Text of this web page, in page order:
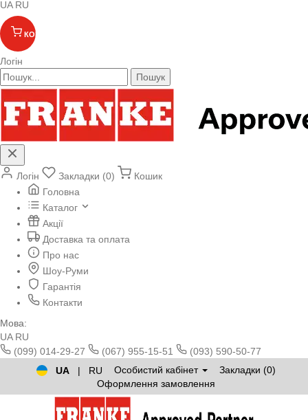
UA RU
КОШИК
Логін
Пошук
Логін Закладки (0)
Кошик
Головна
Каталог
Акції
Доставка та оплата
Про нас
Шоу-Руми
Гарантія
Контакти
Мова:
UA RU
(099) 014-29-27
(067) 955-15-51
(093) 590-50-77
UA
| RU Особистий кабінет
Закладки (0)
Оформлення замовлення